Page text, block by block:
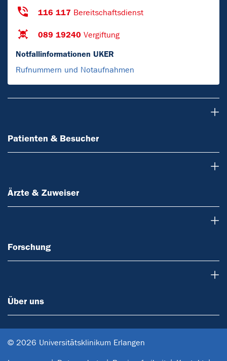
116 117 Bereitschaftsdienst
089 19240 Vergiftung
Notfallinformationen UKER
Rufnummern und Notaufnahmen
Patienten & Besucher
Ärzte & Zuweiser
Forschung
Über uns
© 2026 Universitätsklinikum Erlangen